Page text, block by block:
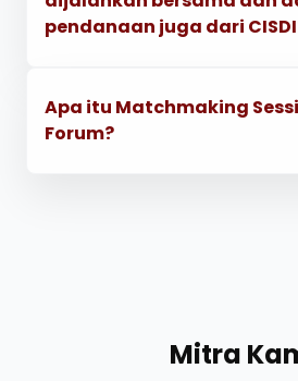
pendanaan juga dari
Apa itu Matchmaking
Forum?
Mitra